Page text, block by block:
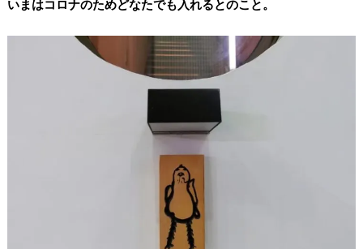
いまはコロナのためどなたでも入れるとのこと。⁡